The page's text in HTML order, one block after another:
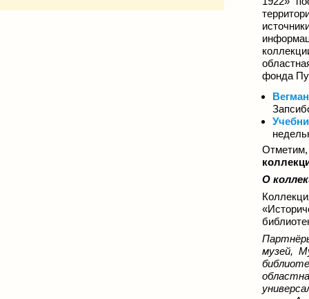
фонда
Отметим,
О
музей,